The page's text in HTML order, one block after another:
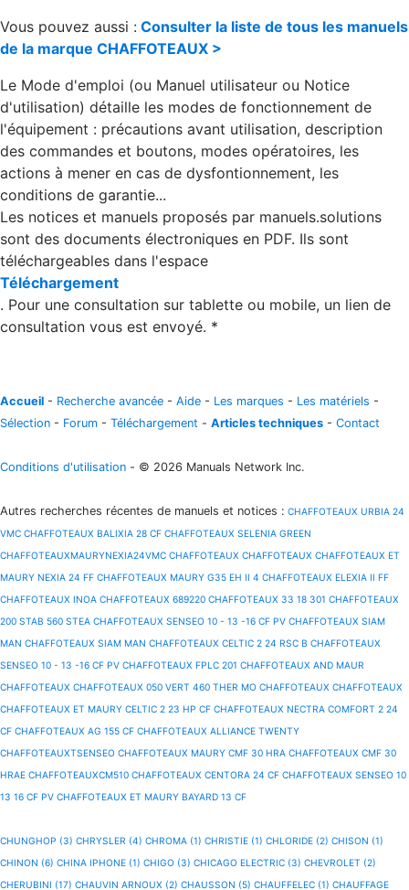
Vous pouvez aussi : Consulter la liste de tous les manuels
de la marque CHAFFOTEAUX >
Le Mode d'emploi (ou Manuel utilisateur ou Notice
d'utilisation) détaille les modes de fonctionnement de
l'équipement : précautions avant utilisation, description
des commandes et boutons, modes opératoires, les
actions à mener en cas de dysfontionnement, les
conditions de garantie...
Les notices et manuels proposés par manuels.solutions
sont des documents électroniques en PDF. Ils sont
téléchargeables dans l'espace
Téléchargement
. Pour une consultation sur tablette ou mobile, un lien de
consultation vous est envoyé. *
Accueil - Recherche avancée - Aide - Les marques - Les matériels -
Sélection - Forum - Téléchargement - Articles techniques - Contact
Conditions d'utilisation - © 2026 Manuals Network Inc.
Autres recherches récentes de manuels et notices : CHAFFOTEAUX URBIA 24
VMC CHAFFOTEAUX BALIXIA 28 CF CHAFFOTEAUX SELENIA GREEN
CHAFFOTEAUXMAURYNEXIA24VMC CHAFFOTEAUX CHAFFOTEAUX CHAFFOTEAUX ET
MAURY NEXIA 24 FF CHAFFOTEAUX MAURY G35 EH II 4 CHAFFOTEAUX ELEXIA II FF
CHAFFOTEAUX INOA CHAFFOTEAUX 689220 CHAFFOTEAUX 33 18 301 CHAFFOTEAUX
200 STAB 560 STEA CHAFFOTEAUX SENSEO 10 - 13 -16 CF PV CHAFFOTEAUX SIAM
MAN CHAFFOTEAUX SIAM MAN CHAFFOTEAUX CELTIC 2 24 RSC B CHAFFOTEAUX
SENSEO 10 - 13 -16 CF PV CHAFFOTEAUX FPLC 201 CHAFFOTEAUX AND MAUR
CHAFFOTEAUX CHAFFOTEAUX 050 VERT 460 THER MO CHAFFOTEAUX CHAFFOTEAUX
CHAFFOTEAUX ET MAURY CELTIC 2 23 HP CF CHAFFOTEAUX NECTRA COMFORT 2 24
CF CHAFFOTEAUX AG 155 CF CHAFFOTEAUX ALLIANCE TWENTY
CHAFFOTEAUXTSENSEO CHAFFOTEAUX MAURY CMF 30 HRA CHAFFOTEAUX CMF 30
HRAE CHAFFOTEAUXCM510 CHAFFOTEAUX CENTORA 24 CF CHAFFOTEAUX SENSEO 10
13 16 CF PV CHAFFOTEAUX ET MAURY BAYARD 13 CF
CHUNGHOP (3) CHRYSLER (4) CHROMA (1) CHRISTIE (1) CHLORIDE (2) CHISON (1)
CHINON (6) CHINA IPHONE (1) CHIGO (3) CHICAGO ELECTRIC (3) CHEVROLET (2)
CHERUBINI (17) CHAUVIN ARNOUX (2) CHAUSSON (5) CHAUFFELEC (1) CHAUFFAGE